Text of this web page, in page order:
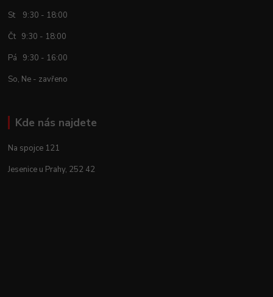
St 9:30 - 18:00
Čt 9:30 - 18:00
Pá 9:30 - 16:00
So, Ne - zavřeno
Kde nás najdete
Na spojce 121
Jesenice u Prahy, 252 42